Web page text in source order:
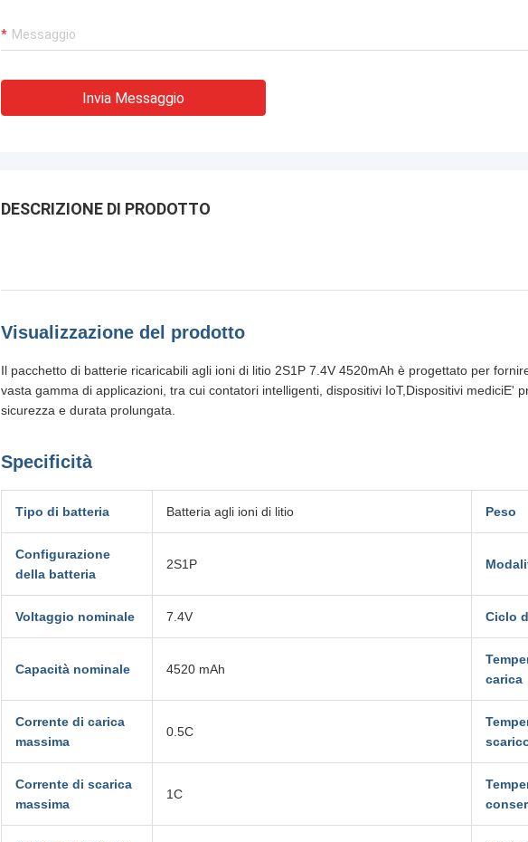
Invia Messaggio
DESCRIZIONE DI PRODOTTO
Visualizzazione del prodotto
Il pacchetto di batterie ricaricabili agli ioni di litio 2S1P 7.4V 4520mAh è progettato per
vasta gamma di applicazioni, tra cui contatori intelligenti, dispositivi IoT,Dispositivi mediciE'
sicurezza e durata prolungata.
Specificità
Tipo di batteria Batteria agli ioni di litio Peso
Configurazione
della batteria
2S1P
Voltaggio nominale 7.4V Ciclo
Capacità nominale 4520 mAh
carica
Corrente di carica
massima
0.5C
Corrente di scarica
massima
1C